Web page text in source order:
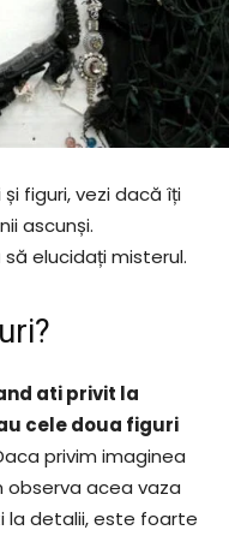
figuri, vezi dacă îți
ascunși.
elucidați misterul.
ati privit la
cele doua figuri
privim imaginea
observa acea vaza
la detalii, este foarte